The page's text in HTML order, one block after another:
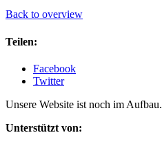
Back to overview
Teilen:
Facebook
Twitter
Unsere Website ist noch im Aufbau.
Unterstützt von: